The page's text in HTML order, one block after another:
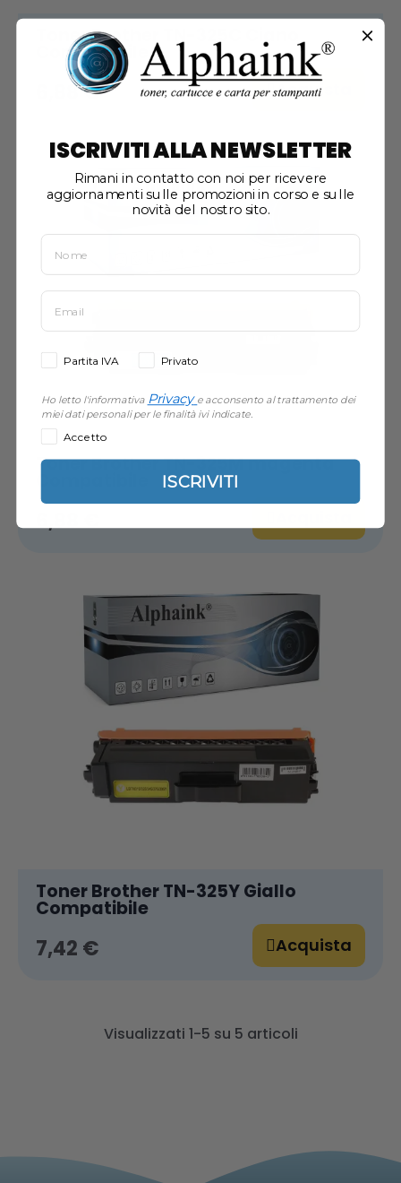
Toner Brother TN-325C Ciano
Compatibile
6,88 € Acquista
Toner Brother TN-325M magenta
6,88 €
Toner Brother TN-325Y Giallo
Compatibile
7,42 € Acquista
Visualizzati 1-5 su 5 articoli
ISCRIVITI ALLA NEWSLETTER
Rimani in contatto con noi per ricevere
aggiornamenti sulle promozioni in corso e sulle
novità del nostro sito.
Partita IVA Privato
Ho letto l'informativa Privacy e acconsento al trattamento dei
miei dati personali per le finalità ivi indicate.
Accetto
ISCRIVITI